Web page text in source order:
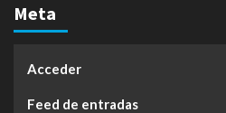
Meta
Acceder
Feed de entradas